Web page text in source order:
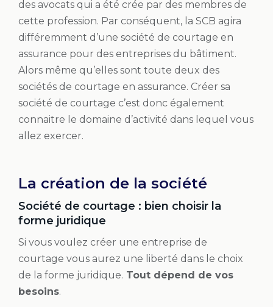
des avocats qui a été crée par des membres de
cette profession. Par conséquent, la SCB agira
différemment d’une société de courtage en
assurance pour des entreprises du bâtiment.
Alors même qu’elles sont toute deux des
sociétés de courtage en assurance. Créer sa
société de courtage c’est donc également
connaitre le domaine d’activité dans lequel vous
allez exercer.
La création de la société
Société de courtage : bien choisir la
forme juridique
Si vous voulez créer une entreprise de
courtage vous aurez une liberté dans le choix
de la forme juridique. Tout dépend de vos
besoins.